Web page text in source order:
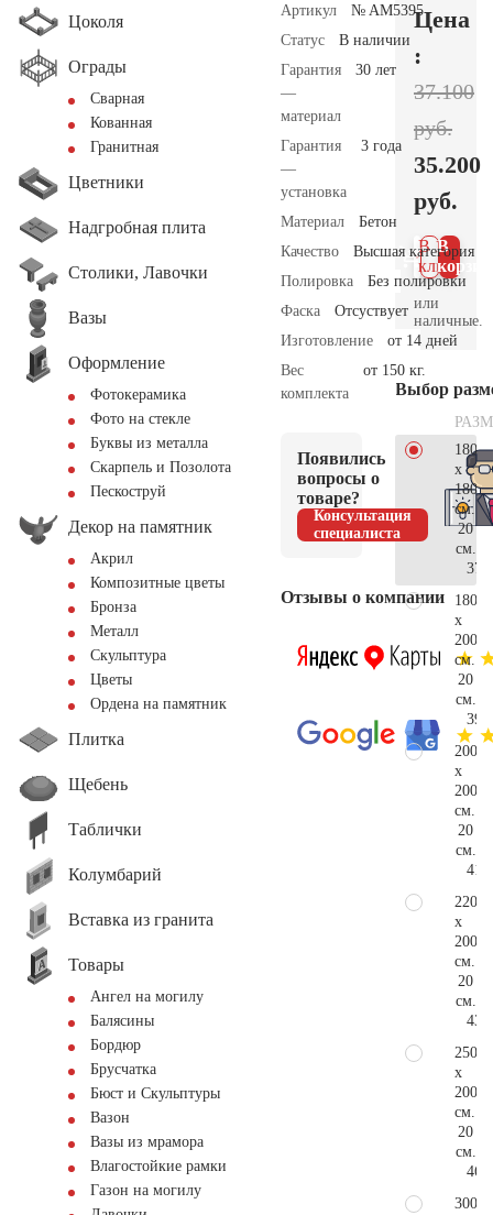
Цоколя
Ограды
Сварная
Кованная
Гранитная
Цветники
Надгробная плита
Столики, Лавочки
Вазы
Оформление
Фотокерамика
Фото на стекле
Буквы из металла
Скарпель и Позолота
Пескоструй
Декор на памятник
Акрил
Композитные цветы
Бронза
Металл
Скульптура
Цветы
Ордена на памятник
Плитка
Щебень
Таблички
Колумбарий
Вставка из гранита
Товары
Ангел на могилу
Балясины
Бордюр
Брусчатка
Бюст и Скульптуры
Вазон
Вазы из мрамора
Влагостойкие рамки
Газон на могилу
Артикул
№ AM5395
Статус
В наличии
Гарантия
—
материал
30 лет
Гарантия
—
установка
3 года
Материал
Бетон
Качество
Высшая категория
Полировка
Без полировки
Фаска
Отсуствует
Изготовление
от 14 дней
Вес
комплекта
от 150 кг.
Появились
вопросы о
товаре?
Консультация
специалиста
Отзывы о компании
Цена
:
37.100
руб.
35.200
руб.
В
В 1
клик
или
наличные.
Выбор
180
x
180
см.
20
см.
180
x
200
см.
20
см.
200
x
200
см.
20
см.
220
x
200
см.
20
см.
250
x
200
см.
20
см.
300